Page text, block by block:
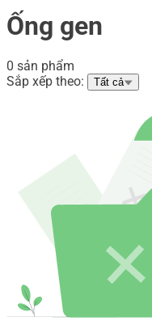
Ống gen
0 sản phẩm
Sắp xếp theo:
Tất cả